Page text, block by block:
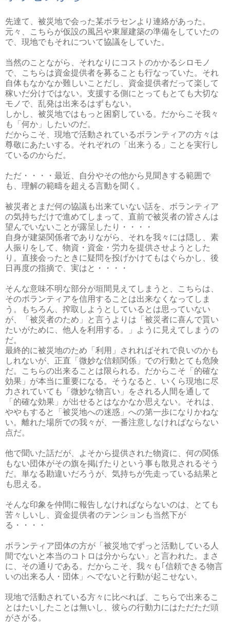
先達て、被災地で会った某ボラセンより連絡があった。
元々、こちらが仮設の風呂や東屋建築の準備をしていたの
で、現地でもそれについて協議をしていた。
当然のことながら、それなりにコストのかかるシロモノ
で、こちらは資金提供者を募ることも行なっていた。それ
自体もなかなか難しいことだし、資金提供者だって楽して
稼いだ分けではない。支援する側にとってもとても大切な
モノで、乱発は出来るはずもない。
しかし、被災地ではもっと困窮している。だからこそ我々
も「何か」したいのだ。
だからこそ、現地で活動されているボランティアの方々は
尊敬にあたいする。それぞれの「出来うる」ことを実行し
ているのからだ。
ただ・・・・最近、自分やその他から見聞きする範囲で
も、理解の範疇を超える言動を聞く。
被災者とまだ何の協議も出来ていない話を、ボランティア
の気持ちだけで進めてしまって、直前で被災者の皆さんは
望んでいないことが露呈したり・・・・
自身が建築関係者でありながら、それを我々には隠し、素
人振りをして、物資・資金・労力を提供させようとした
り。直接会ったときに疑問を投げかけてもはぐらかし、後
日再度の指摘で、実はと・・・・
そんな意味不明な部分が垣間見えてしまうと、こちらは、
そのボランティアを信用することは出来なくなってしま
う。もちろん、搾取しようとしているとは思っていない
が、「被災者のため」と言うよりは「被災者に喜んで貰い
たいがために、他人を利用する。」ように見えてしまうの
だ。
最終的に被災地のため「利用」されればそれで良いのかも
しれないが、正直「微妙な信頼関係」での行動とても危険
だ。こちらの出来ることは限られる。だからこそ「的確な
効果」が本当に重要になる。そうなると、いくら現地に尽
力されていても「微妙な物言い」をされる人間を通して
「的確な効果」が出せるとはなかなか思えない。それは、
ややもすると「被災地への迷惑」への第一歩になりかねな
い。離れた場所での我々が、一番注意しなければならない
点だ。
他で聞いた話だが、よそから提供された物資に、何の関係
もない団体がその旗を掲げたりという事も散見されるそう
だ。単なる勘違いだろうが、気持ちが先走っている結果と
も思える。
そんな印象を仲間に報告しなければならないのは、とても
苦々しいし、資金提供者のテンションも当然下が
る・・・・
ボランティア団体の方が「被災地でずっと活動している人
間でないと本当のコトロは分からない」と言われた。まさ
に、その通りである。だからこそ、我々も｢信頼できる物言
いの出来る人・団体」へでないと行動が起こせない。
現地で活動されている方々に比べれば、こちらで出来るこ
とはたいしたことは無いし、彼らの行動力にはただただ頭
がさがる。